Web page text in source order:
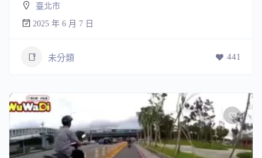
臺北市
2025 年 6 月 7 日
未分類 441